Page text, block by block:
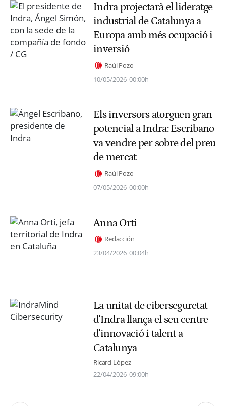
Indra projectarà el lideratge
industrial de Catalunya a
Europa amb més ocupació i
inversió
Raúl Pozo
10/05/2026 00:00h
Els inversors atorguen gran
potencial a Indra: Escribano
va vendre per sobre del preu
de mercat
Raúl Pozo
07/05/2026 00:00h
Anna Orti
Redacción
23/04/2026 00:04h
La unitat de ciberseguretat
d'Indra llança el seu centre
d'innovació i talent a
Catalunya
Ricard López
22/04/2026 09:00h